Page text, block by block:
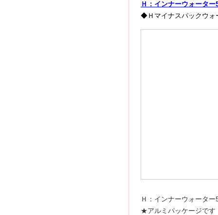
Ｈ：インナーウォータ
◆Ｈマイナスパックウォ
Ｈ：インナーウォータ
★アルミパッケージです